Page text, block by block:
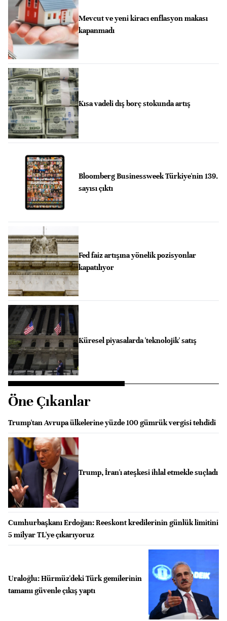
Mevcut ve yeni kiracı enflasyon makası
kapanmadı
Kısa vadeli dış borç stokunda artış
Bloomberg Businessweek Türkiye'nin 139.
sayısı çıktı
Fed faiz artışına yönelik pozisyonlar
kapatılıyor
Küresel piyasalarda 'teknolojik' satış
Öne Çıkanlar
Trump'tan Avrupa ülkelerine yüzde 100 gümrük vergisi tehdidi
Trump, İran'ı ateşkesi ihlal etmekle suçladı
Cumhurbaşkanı Erdoğan: Reeskont kredilerinin günlük limitini
5 milyar TL'ye çıkarıyoruz
Uraloğlu: Hürmüz'deki Türk gemilerinin
tamamı güvenle çıkış yaptı